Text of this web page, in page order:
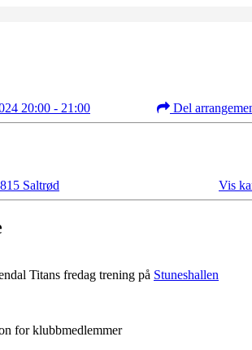
20:00 - 21:00 Del
Saltrød Vis
Titans fredag trening på Stuneshallen
for klubbmedlemmer